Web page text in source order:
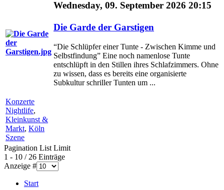
Wednesday, 09. September 2026 20:15
Die Garde der Garstigen
“Die Schlüpfer einer Tunte - Zwischen Kimme und
Selbstfindung” Eine noch namenlose Tunte
entschlüpft in den Stillen ihres Schlafzimmers. Ohne
zu wissen, dass es bereits eine organisierte
Subkultur schriller Tunten um ...
Konzerte
Nightlife,
Kleinkunst &
Markt, Köln
Szene
Pagination List Limit
1 - 10 / 26 Einträge
Anzeige #
Start